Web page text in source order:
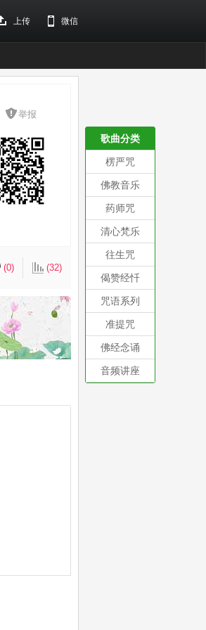
上传 微信
举报
(0) (32)
歌曲分类
楞严咒
佛教音乐
药师咒
清心梵乐
往生咒
偈赞经忏
咒语系列
准提咒
佛经念诵
音频讲座